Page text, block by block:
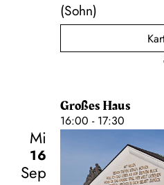
(Sohn)
Großes Haus
16:00 - 17:30
Mi
16
Sep